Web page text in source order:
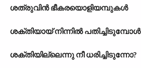
ശത്രുവിൻ ഭീകരയൊളിയമ്പുകൾ
ശക്തിയായ് നിന്നിൽ പതിച്ചിടുമ്പോൾ
ശക്തിയില്ലെന്നു നീ ധരിച്ചിടുന്നോ?